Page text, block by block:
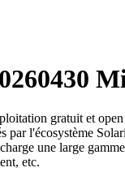
gratuit et
par l'écosystème
une large
etc.